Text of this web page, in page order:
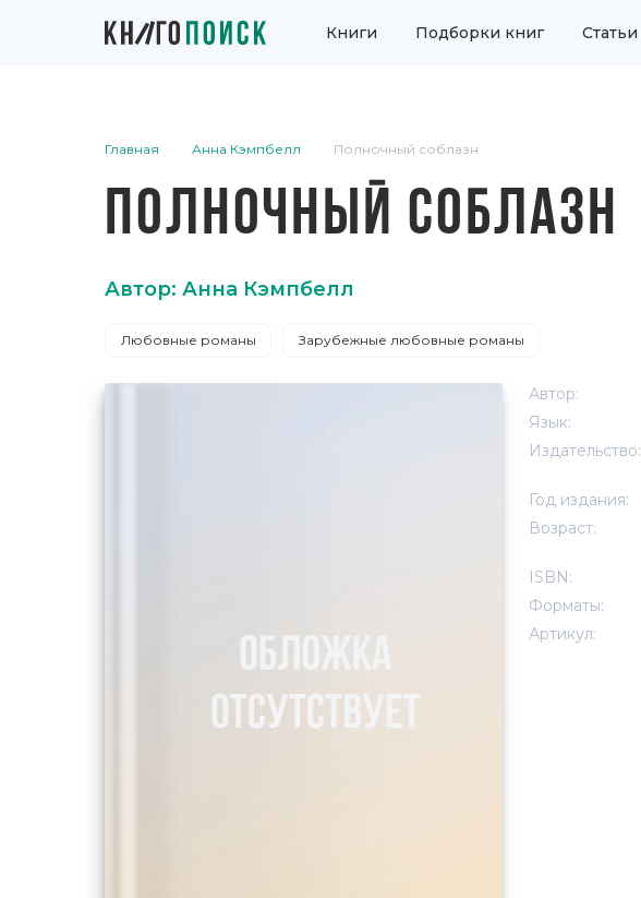
Книги Подборки книг Статьи
Главная Анна Кэмпбелл Полночный соблазн
ПОЛНОЧНЫЙ СОБЛАЗН
Автор: Анна Кэмпбелл
Любовные романы Зарубежные любовные романы
Автор:
Язык:
Издательство:
Год издания:
Возраст:
ISBN:
Форматы:
Артикул: